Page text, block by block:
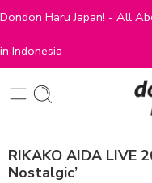
Dondon Haru Japan! - All
in Indonesia
RIKAKO AIDA LIVE
Nostalgic’